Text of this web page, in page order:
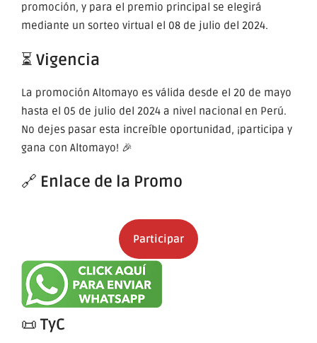
promoción, y para el premio principal se elegirá
mediante un sorteo virtual el 08 de julio del 2024.
⏳ Vigencia
La promoción Altomayo es válida desde el 20 de mayo
hasta el 05 de julio del 2024 a nivel nacional en Perú.
No dejes pasar esta increíble oportunidad, ¡participa y
gana con Altomayo! 🎉
🔗 Enlace de la Promo
Participar
📜TyC